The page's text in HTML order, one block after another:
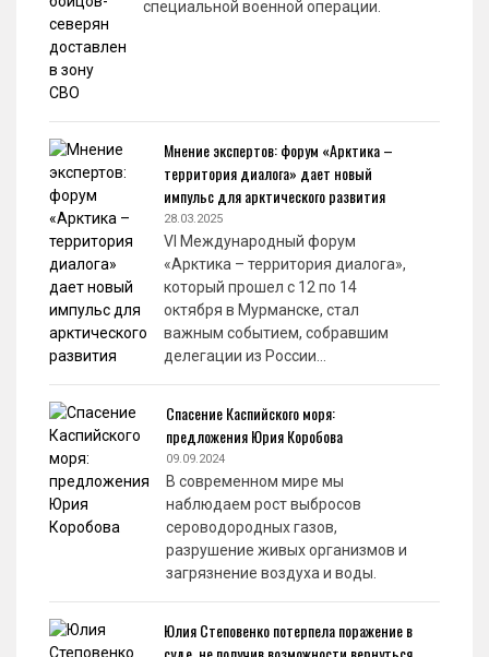
специальной военной операции.
Мнение экспертов: форум «Арктика –
территория диалога» дает новый
импульс для арктического развития
28.03.2025
VI Международный форум
«Арктика – территория диалога»,
который прошел с 12 по 14
октября в Мурманске, стал
важным событием, собравшим
делегации из России…
Спасение Каспийского моря:
предложения Юрия Коробова
09.09.2024
В современном мире мы
наблюдаем рост выбросов
сероводородных газов,
разрушение живых организмов и
загрязнение воздуха и воды.
Юлия Степовенко потерпела поражение в